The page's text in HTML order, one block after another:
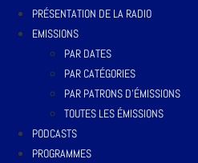
PRÉSENTATION DE LA RADIO
EMISSIONS
PAR DATES
PAR CATÉGORIES
PAR PATRONS D’ÉMISSIONS
TOUTES LES ÉMISSIONS
PODCASTS
PROGRAMMES